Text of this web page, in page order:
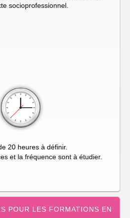
socioprofessionnel.
20 heures à définir.
et la fréquence sont à étudier.
POUR LES FORMATIONS EN